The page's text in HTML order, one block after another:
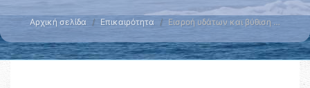
Αρχική σελίδα Επικαιρότητα Εισροή υδάτων και βύθιση …